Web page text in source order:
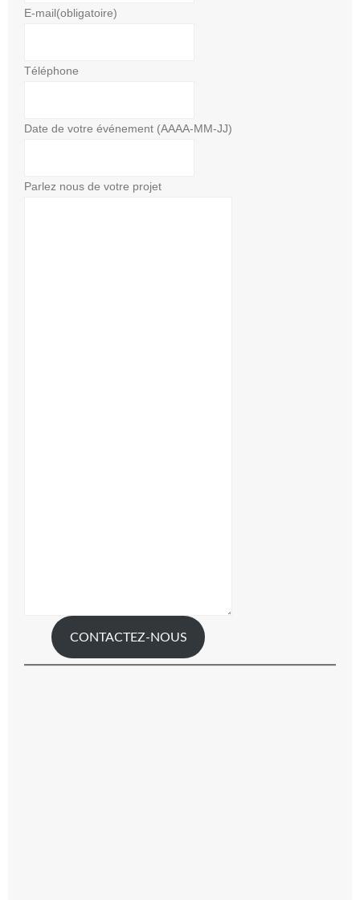
E-mail(obligatoire)
Téléphone
Date de votre événement (AAAA-MM-JJ)
Parlez nous de votre projet
CONTACTEZ-NOUS